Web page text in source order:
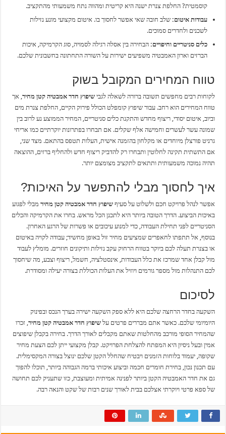
קוסמטית? החלפת צנרת ישנה היא קריטית ומהווה נתח משמעותי מהתקציב.
עבודות איטום: שלב חובה שאי אפשר לחסוך בו. איטום מקצועי מונע נזילות
לשכנים ולחדרים סמוכים.
כלים סניטריים וחיפויים: הבחירה בין אסלה רגילה לסמויה, סוג הקרמיקה, איכות
הברזים וארון האמבטיה משפיעים ישירות על השורה התחתונה בחשבונית שלכם.
טווח המחירים המקובל בשוק
לקוחות רבים מחפשים תשובה ברורה לשאלה לגבישיפוץ חדר אמבטיה קטן מחיר , אך
טווח המחירים הוא רחב. עבור שיפוץ קומפלט הכולל פירוק הקיים, החלפת צנרת מים
וביוב, איטום יסודי, ריצוף מחדש והתקנת כלים סניטריים, המחיר הממוצע נע לרוב בין
שמונה עשר לעשרים וחמישה אלף שקלים. אם תבחרו בפתרונות יוקרתיים כמו אריחי
גרניט פורצלן מיוחדים או מקלחון בהזמנה אישית, העלות תטפס בהתאם. מצד שני,
אם התשתית תקינה לחלוטין ותבחרו רק להדביק ריצוף חדש ולהחליף ברזים, ההוצאה
תהיה נמוכה משמעותית ותתאים לתקציב מצומצם יותר.
איך לחסוך מבלי להתפשר על האיכות?
אפשר לנהל פרויקט חכם ולשלוט על סעיףשיפוץ חדר אמבטיה קטן מחיר מבלי לפגוע
באיכות הביצוע. הדרך הטובה ביותר היא לתכנן הכל מראש. בחרו את הקרמיקה והכלים
הסניטריים לפני תחילת העבודה, כדי למנוע עיכובים או פשרות של הרגע האחרון.
בנוסף, אל תתפתו לחאפרים שמציעים מחיר זול באופן מחשיד; עבודה לקויה באיטום
או בצנרת תעלה לכם ביוקר בטווח הרחוק עקב נזילות ותיקונים חוזרים. מומלץ לעבוד
מול קבלן אחד שמרכז את כלל העבודות, אינסטלציה, חשמל, ריצוף וצבע, מה שיחסוך
לכם התנהלות מול מספר גורמים ויוזיל את העלות הכוללת בצורה יעילה ומסודרת.
לסיכום
השקעה בחדר הרחצה שלכם היא ללא ספק השקעה ישירה בערך הנכס ובפינוק
היומיומי שלכם. כאשר אתם מבררים פרטים עלשיפוץ חדר אמבטיה קטן מחיר , זכרו
שהמחיר הסופי מורכב מהחלטות שאתם מקבלים לאורך הדרך. בחירה בקבלן שיפוצים
אמין ובעל ניסיון היא המפתח להצלחת הפרויקט. קבלן מקצועי ייתן לכם הצעת מחיר
שקופה, יעמוד בלוחות הזמנים ויבטיח שהחלל הקטן שלכם ינוצל בצורה המקסימלית.
עם תכנון נכון, בחירת חומרים חכמה וביצוע איכותי ברמה הגבוהה ביותר, תוכלו להפוך
גם את חדר האמבטיה הקטן ביותר לפנינה אמיתית ומעוצבת, כזו שתעניק לכם תחושה
של ספא פרטי ויוקרתי אצלכם בבית לאורך שנים רבות של שקט והנאה רבה.